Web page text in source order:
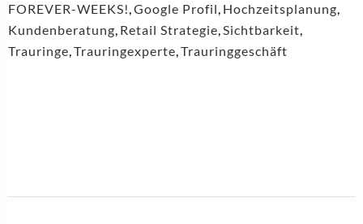
FOREVER-WEEKS!,Google Profil, Hochzeitsplanung,
Kundenberatung, Retail Strategie,Sichtbarkeit,
Trauringe,Trauringexperte,Trauringgeschäft